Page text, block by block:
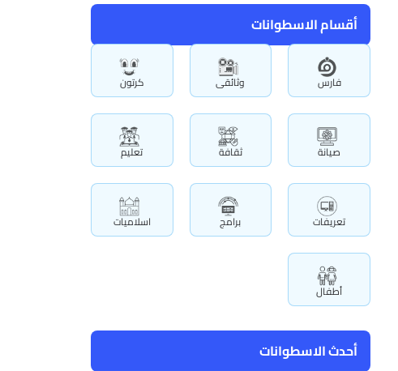
أقسام الاسطوانات
فارس وثائقى كرتون
صيانة ثقافة تعليم
تعريفات برامج اسلاميات
أطفال
أحدث الاسطوانات